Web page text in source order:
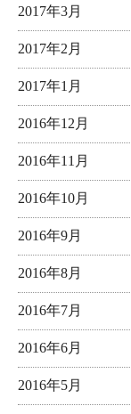
2017年3月
2017年2月
2017年1月
2016年12月
2016年11月
2016年10月
2016年9月
2016年8月
2016年7月
2016年6月
2016年5月